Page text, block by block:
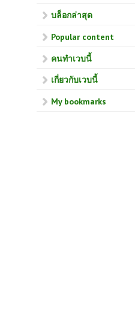
บล็อกล่าสุด
Popular content
คนทำเวบนี้
เกี่ยวกับเวบนี้
My bookmarks